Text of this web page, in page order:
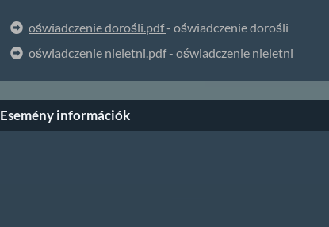
oświadczenie dorośli.pdf- oświadczenie dorośli
oświadczenie nieletni.pdf- oświadczenie nieletni
Esemény információk